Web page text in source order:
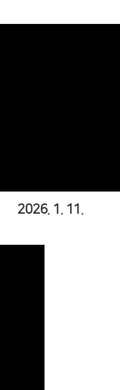
2026. 1. 11.